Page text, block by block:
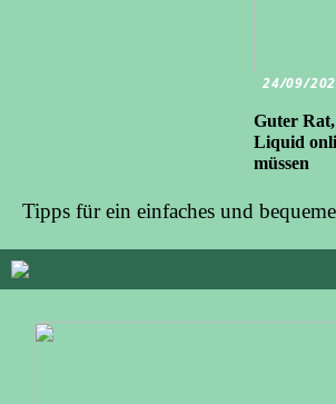
24/09/
Guter
Liquid
müssen
Tipps für ein einfaches und